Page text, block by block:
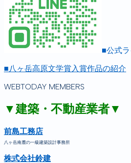
■公式
■八ヶ岳高原文学賞入賞作品の紹介
WEBTODAY MEMBERS
▼建築・不動産業者▼
前島工務店
八ヶ岳南麓の一級建築設計事務所
株式会社鈴建